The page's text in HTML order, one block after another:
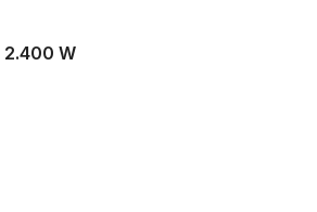
2.400 W